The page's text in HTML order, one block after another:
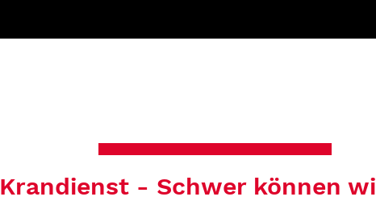
Krandienst - Schwer können